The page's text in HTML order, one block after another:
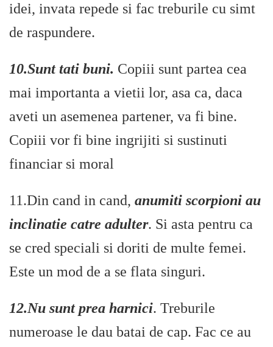
idei, invata repede si fac treburile cu simt
de raspundere.
10.Sunt tati buni. Copiii sunt partea cea
mai importanta a vietii lor, asa ca, daca
aveti un asemenea partener, va fi bine.
Copiii vor fi bine ingrijiti si sustinuti
financiar si moral
11.Din cand in cand, anumiti scorpioni au
inclinatie catre adulter. Si asta pentru ca
se cred speciali si doriti de multe femei.
Este un mod de a se flata singuri.
12.Nu sunt prea harnici. Treburile
numeroase le dau batai de cap. Fac ce au